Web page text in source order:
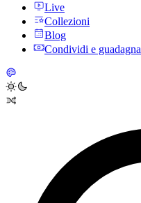
Live
Collezioni
Blog
Condividi e guadagna